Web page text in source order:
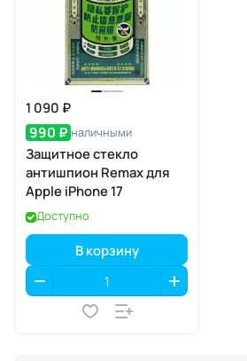
1 090 ₽
990 ₽ наличными
Защитное стекло
антишпион Remax для
Apple iPhone 17
Доступно
В корзину